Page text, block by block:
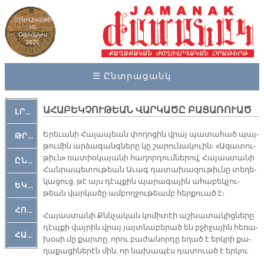
Երկուշաբթի
10,
Օգոստոս
2026
☰ Ընտրացանկ
ԼՐԱՀՈՍ
ԹՐՔԱՀԱՅ ԿԵԱՆՔ
ԸՆԿԵՐԱՄՇԱԿՈՒԹԱՅԻՆ
ԵԿԵՂԵՑԱԿԱՆ
ՀՈԳԵՄՏԱՒՈՐ
ՀԱՐԹԱԿ
ԱՀԱԲԵԿՉՈՒԹԵԱՆ ՎԱՐԿԱԾԸ ԲԱՑԱՌՈՒԱԾ
Ե­րե­ւա­նի Հա­լա­պեան փո­ղո­ցին վրայ պա­տա­հած պայ­
թու­մին ար­ձա­գանգ­նե­րը կը շա­րու­նա­կուին։ «Ա­զա­տու­
թիւն» ռա­տիօ­կա­յա­նի հա­ղոր­դում­նե­րով, Հա­յաս­տա­նի
Հան­րա­պե­տու­թեան Ա­ւագ դա­տա­խա­զու­թիւ­նը տե­ղե­
կա­ցուց, թէ այս դէպ­քին պա­րա­գա­յին ա­հա­բեկ­չու­
թեան վար­կա­ծը ամ­բող­ջու­թեամբ հեր­քուած է։
Հա­յաս­տա­նի Քննչա­կան կո­մի­տէի աշ­խա­տա­կից­նե­րը
դէպ­քի վայ­րին վրայ յայտ­նա­բե­րած են բջի­ջա­յին հե­ռա­
խօ­սի մը քար­տը, ո­րու բա­ժա­նոր­դը ե­ղած է երկ­րի քա­
ղա­քա­ցի­նե­րէն մին, որ նա­խա­պէս դա­տուած է եր­կու